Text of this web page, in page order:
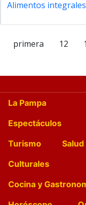
Alimentos
primera 12
La Pampa
Espectáculos
Turismo
Salud
Culturales
Cocina y